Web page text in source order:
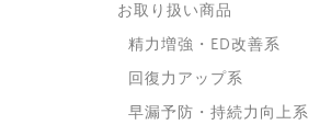
お取り扱い商品
精力増強・ED改善系
回復力アップ系
早漏予防・持続力向上系